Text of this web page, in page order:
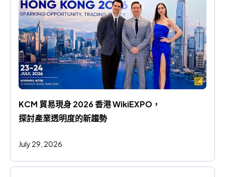
KCM 貿易現身 2026 香港 WikiEXPO，
探討產業透明度的新趨勢
July 29, 2026